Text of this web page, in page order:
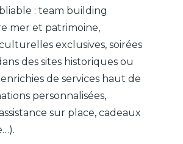
: team building
mer et patrimoine,
exclusives, soirées
des sites historiques ou
de services haut de
personnalisées,
sur place, cadeaux